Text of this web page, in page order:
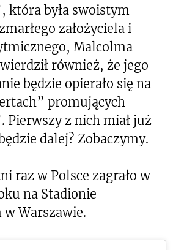
która była swoistym
założyciela i
Malcolma
również, że jego
będzie opierało się na
promujących
Pierwszy z nich miał już
dalej? Zobaczymy.
raz w Polsce zagrało w
na Stadionie
Warszawie.